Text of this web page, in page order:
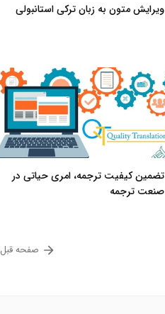
ویرایش متون به زبان ترکی استانبولی
تضمین کیفیت ترجمه، امری حیاتی در
صنعت ترجمه
صفحه قبل